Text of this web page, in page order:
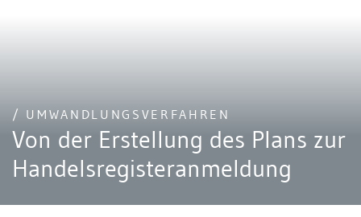
/ UMWANDLUNGSVERFAHREN
Von der Erstellung des Plans zur
Handelsregisteranmeldung